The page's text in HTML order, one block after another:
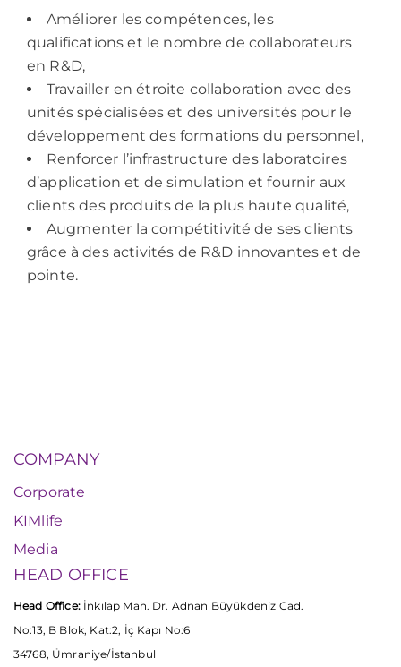
Améliorer les compétences, les
qualifications et le nombre de collaborateurs
en R&D,
Travailler en étroite collaboration avec des
unités spécialisées et des universités pour le
développement des formations du personnel,
Renforcer l’infrastructure des laboratoires
d’application et de simulation et fournir aux
clients des produits de la plus haute qualité,
Augmenter la compétitivité de ses clients
grâce à des activités de R&D innovantes et de
pointe.
COMPANY
Corporate
KIMlife
Media
HEAD OFFICE
Head Office:İnkılap Mah. Dr. Adnan Büyükdeniz Cad.
No:13, B Blok, Kat:2, İç Kapı No:6
34768, Ümraniye/İstanbul